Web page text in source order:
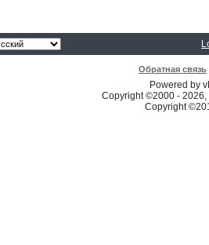
Обратная связь
Powered by
Copyright ©2000 -
Copyright